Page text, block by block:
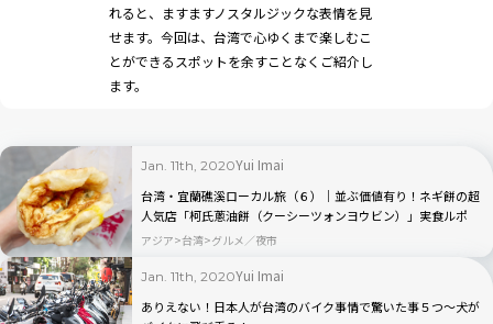
れると、ますますノスタルジックな表情を見
せます。今回は、台湾で心ゆくまで楽しむこ
とができるスポットを余すことなくご紹介し
ます。
Jan. 11th, 2020Yui Imai
台湾・宜蘭礁溪ローカル旅（６）｜並ぶ価値有り！ネギ餅の超
人気店「柯氏蔥油餅（クーシーツォンヨウビン）」実食ルポ
アジア 台湾 グルメ／夜市
Jan. 11th, 2020Yui Imai
ありえない！日本人が台湾のバイク事情で驚いた事５つ〜犬が